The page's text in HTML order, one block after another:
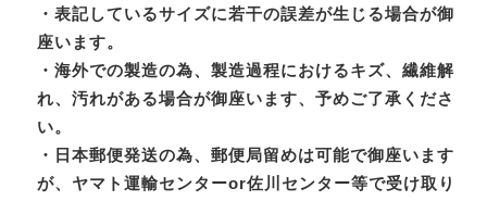
・表記しているサイズに若干の誤差が生じる場合が御
座います。
・海外での製造の為、製造過程におけるキズ、繊維解
れ、汚れがある場合が御座います、予めご了承くださ
い。
・日本郵便発送の為、郵便局留めは可能で御座います
が、ヤマト運輸センターor佐川センター等で受け取り